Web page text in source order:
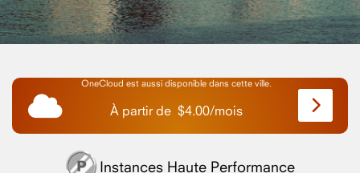
OneCloud est aussi disponible dans cette ville.
À partir de $4.00/mois
Instances Haute Performance